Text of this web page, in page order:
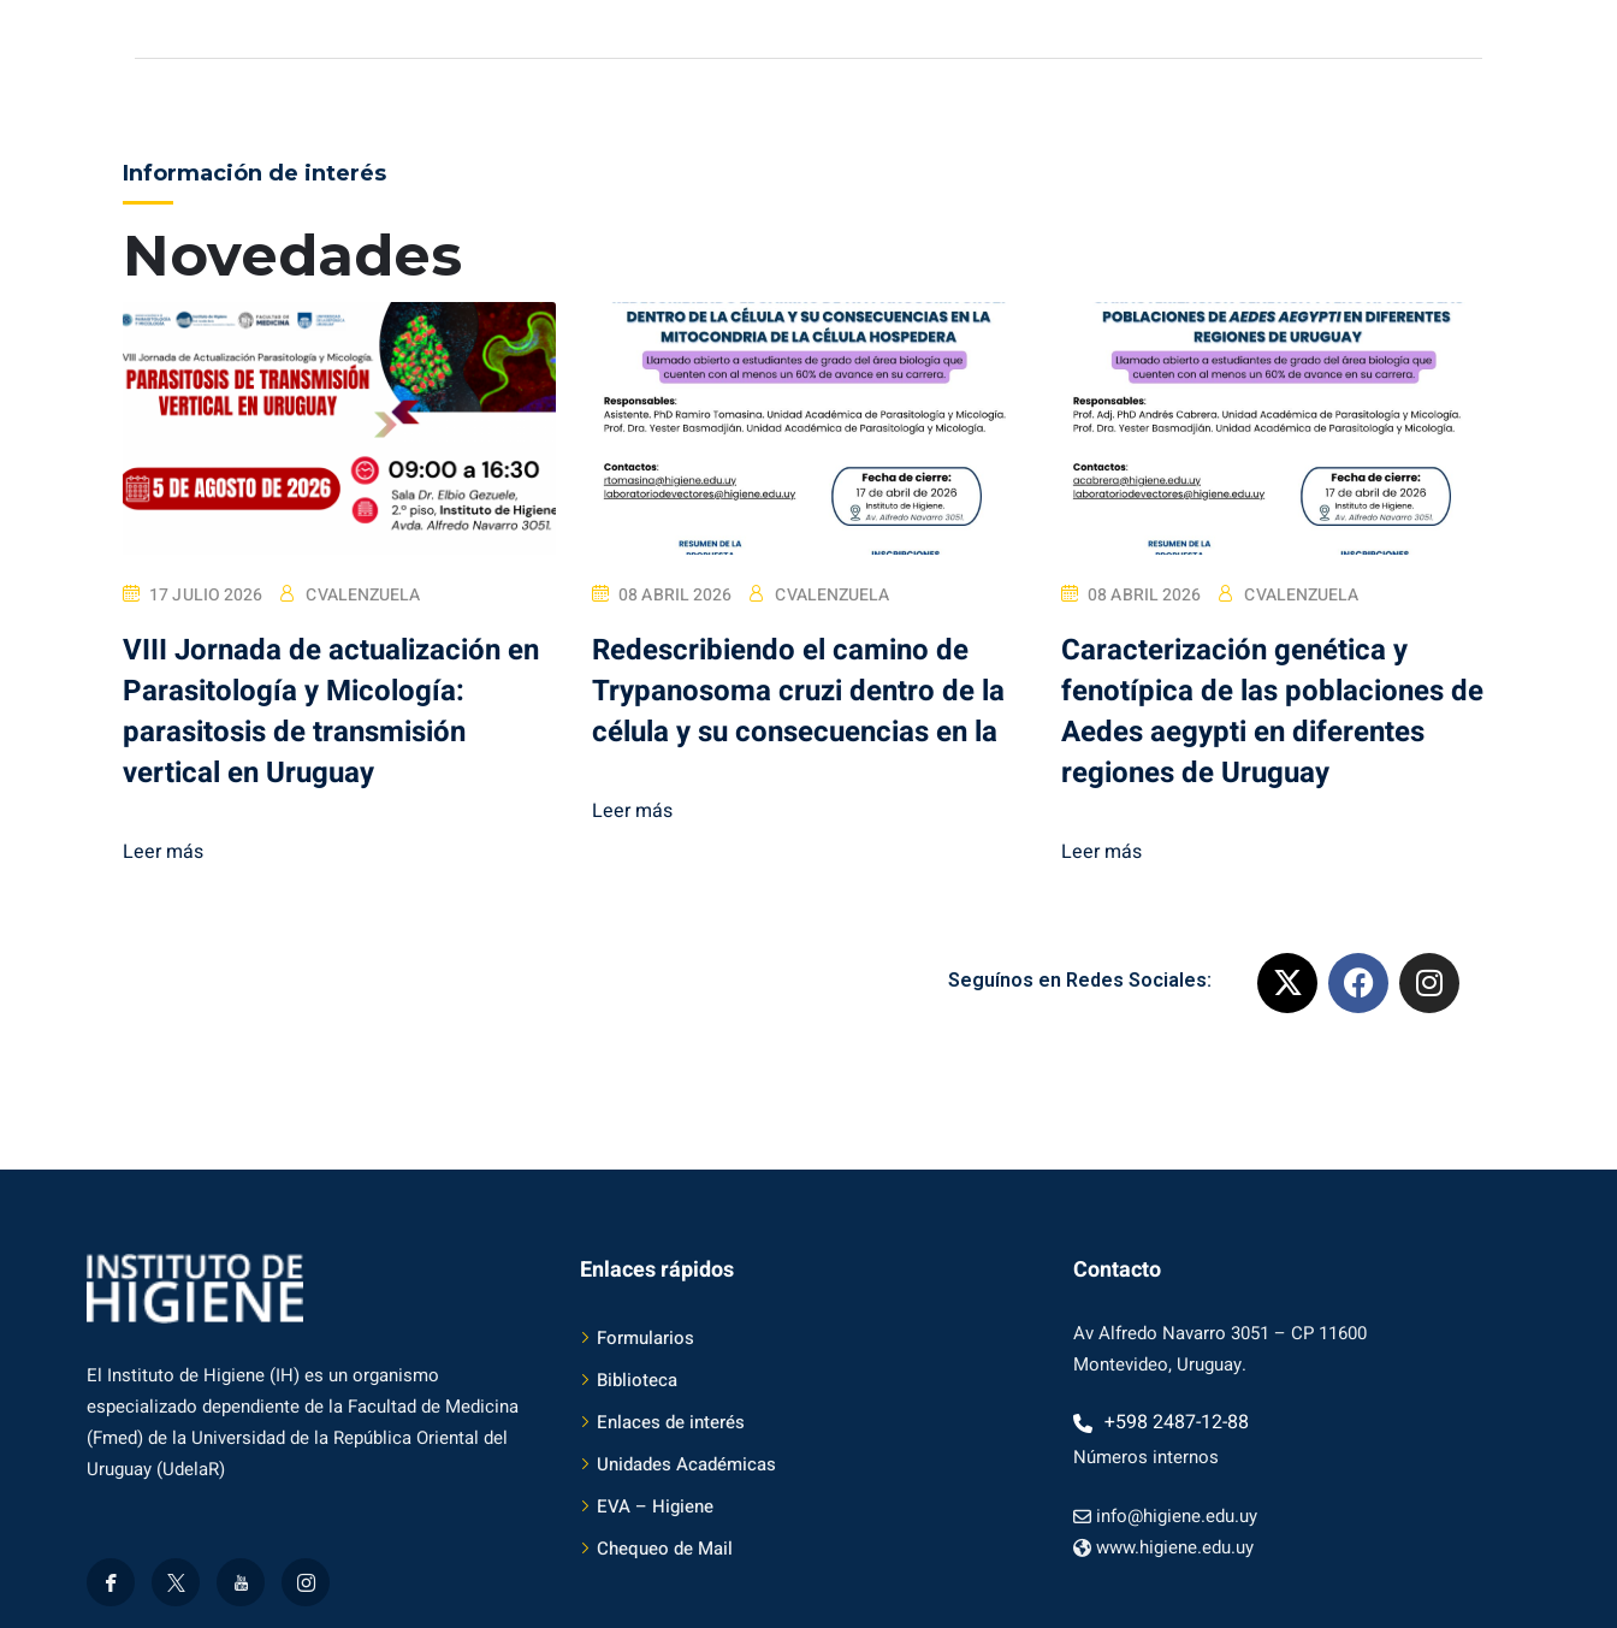
Novedades
Información de interés
17 JULIO 2026 CVALENZUELA
VIII Jornada de actualización en
Parasitología y Micología:
parasitosis de transmisión
vertical en Uruguay
Leer más
08 ABRIL 2026 CVALENZUELA
Redescribiendo el camino de
Trypanosoma cruzi dentro de la
célula y su consecuencias en la
Leer más
08 ABRIL 2026 CVALENZUELA
Caracterización genética y
fenotípica de las poblaciones de
Aedes aegypti en diferentes
regiones de Uruguay
Leer más
Seguínos en Redes Sociales:
El Instituto de Higiene (IH) es un organismo
especializado dependiente de la Facultad de Medicina
(Fmed) de la Universidad de la República Oriental del
Uruguay (UdelaR)
Enlaces rápidos
Formularios
Biblioteca
Enlaces de interés
Unidades Académicas
EVA – Higiene
Chequeo de Mail
Contacto
Av Alfredo Navarro 3051 – CP 11600
Montevideo, Uruguay.
+598 2487-12-88
Números internos
info@higiene.edu.uy
www.higiene.edu.uy